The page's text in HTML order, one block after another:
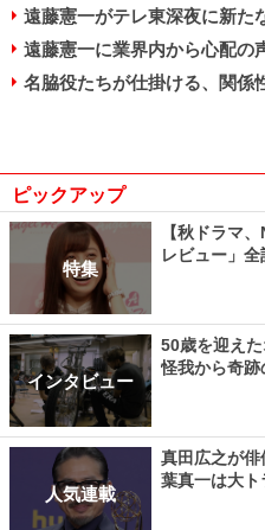
遠藤憲一がテレ東深夜に新た
遠藤憲一に業界内から心配の
名脇役たちが仕掛ける、関係
ピックアップ
特集
【秋ドラマ
レビュー」全
インタビュー
50歳を迎え
怪我から奇
人気連載
真田広之が
葉真一は大